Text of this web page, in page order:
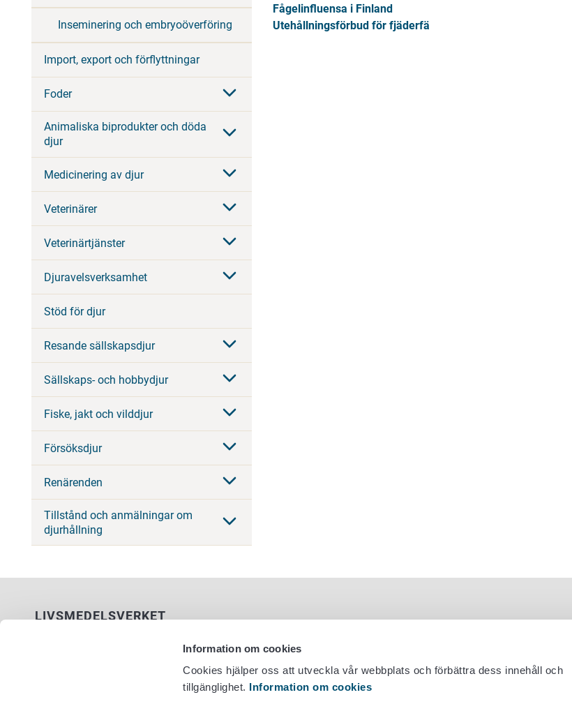
Information om cookies
Cookies hjälper oss att utveckla vår webbplats och förbättra dess innehåll och
tillgänglighet. Information om cookies
Inseminering och embryoöverföring
Import, export och förflyttningar
Foder
Animaliska biprodukter och döda
djur
Medicinering av djur
Veterinärer
Veterinärtjänster
Djuravelsverksamhet
Stöd för djur
Resande sällskapsdjur
Sällskaps- och hobbydjur
Fiske, jakt och vilddjur
Försöksdjur
Renärenden
Tillstånd och anmälningar om
djurhållning
Fågelinfluensa i Finland
Utehållningsförbud för fjäderfä
LIVSMEDELSVERKET